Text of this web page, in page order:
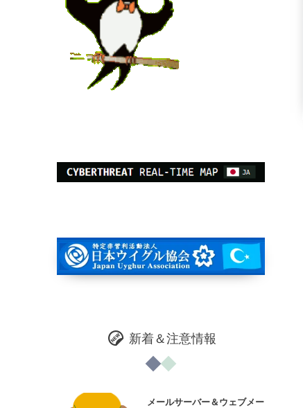
新着＆注意情報
メールサーバー＆ウェブメー